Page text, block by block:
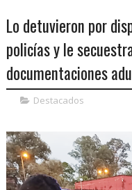
Lo detuvieron por
policías y le
documentaciones
Destacados